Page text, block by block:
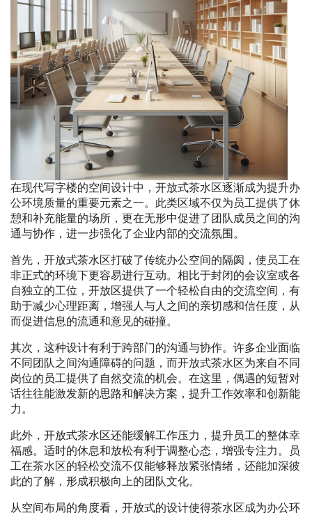
在现代写字楼的空间设计中，开放式茶水区逐渐成为提升办
公环境质量的重要元素之一。此类区域不仅为员工提供了休
憩和补充能量的场所，更在无形中促进了团队成员之间的沟
通与协作，进一步强化了企业内部的交流氛围。
首先，开放式茶水区打破了传统办公空间的隔阂，使员工在
非正式的环境下更容易进行互动。相比于封闭的会议室或各
自独立的工位，开放区提供了一个轻松自由的交流空间，有
助于减少心理距离，增强人与人之间的亲切感和信任度，从
而促进信息的流通和意见的碰撞。
其次，这种设计有利于跨部门的沟通与协作。许多企业面临
不同团队之间沟通障碍的问题，而开放式茶水区为来自不同
岗位的员工提供了自然交流的机会。在这里，偶遇的短暂对
话往往能激发新的思路和解决方案，提升工作效率和创新能
力。
此外，开放式茶水区还能缓解工作压力，提升员工的整体幸
福感。适时的休息和放松有利于调整心态，增强专注力。员
工在茶水区的轻松交流不仅能够释放紧张情绪，还能加深彼
此的了解，形成积极向上的团队文化。
从空间布局的角度看，开放式的设计使得茶水区成为办公环